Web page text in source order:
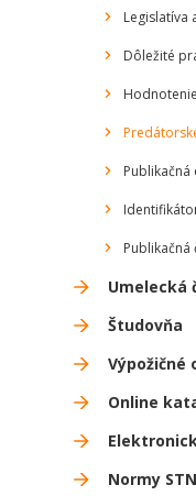
Legislatíva
Dôležité
Publikačná
Publikačná
Umelecká
Študovňa
Výpožičné
Online
Normy